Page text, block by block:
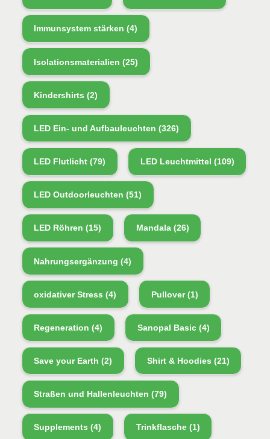
Immunsystem stärken (4)
Isolationsmaterialien (25)
Kindershirts (2)
LED Ein- und Aufbauleuchten (326)
LED Flutlicht (79) LED Leuchtmittel (109)
LED Outdoorleuchten (51)
LED Röhren (15) Mandala(26)
Nahrungsergänzung (4)
oxidativer Stress (4) Pullover(1)
Regeneration (4) Sanopal Basic(4)
Save your Earth (2) Shirt & Hoodies (21)
Straßen und Hallenleuchten (79)
Supplements (4) Trinkflasche(1)